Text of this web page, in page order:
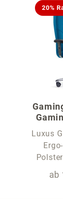
20%
Luxus
ab